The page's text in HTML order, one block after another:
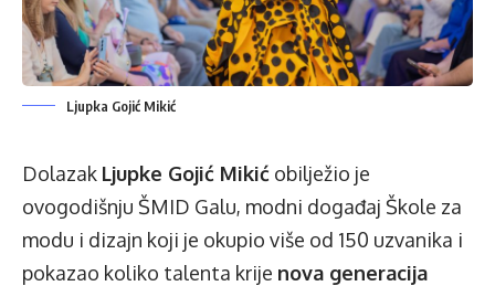
Ljupka Gojić Mikić
Dolazak Ljupke Gojić Mikić obilježio je
ovogodišnju ŠMID Galu, modni događaj Škole za
modu i dizajn koji je okupio više od 150 uzvanika i
pokazao koliko talenta krije nova generacija